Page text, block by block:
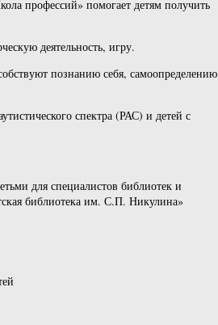
профессий» помогает детям получить
деятельность, игру.
познанию себя, самоопределению
спектра (РАС) и детей с
для специалистов библиотек и
библиотека им. С.П. Никулина»